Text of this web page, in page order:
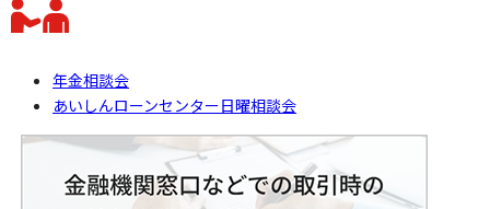
年金相談会
あいしんローンセンター日曜相談会